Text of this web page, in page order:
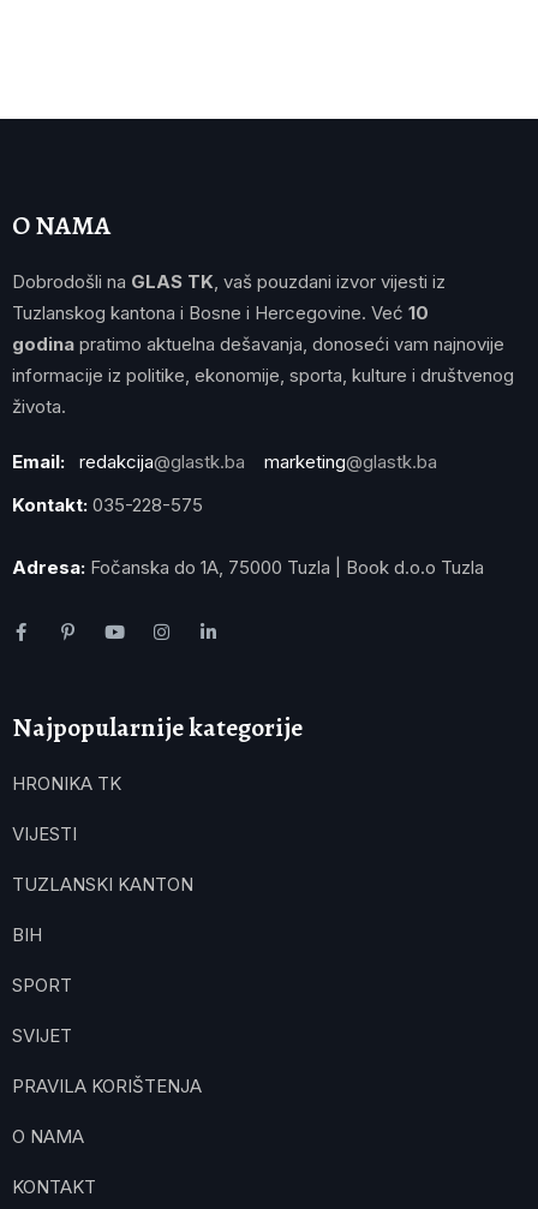
O NAMA
Dobrodošli na GLAS TK , vaš pouzdani izvor vijesti iz
Tuzlanskog kantona i Bosne i Hercegovine. Već 10
godina pratimo aktuelna dešavanja, donoseći vam najnovije
informacije iz politike, ekonomije, sporta, kulture i društvenog
života.
Email: redakcija@glastk.ba marketing@glastk.ba
Kontakt: 035-228-575
Adresa: Fočanska do 1A, 75000 Tuzla | Book d.o.o Tuzla
Najpopularnije kategorije
HRONIKA TK
VIJESTI
TUZLANSKI KANTON
BIH
SPORT
SVIJET
PRAVILA KORIŠTENJA
O NAMA
KONTAKT